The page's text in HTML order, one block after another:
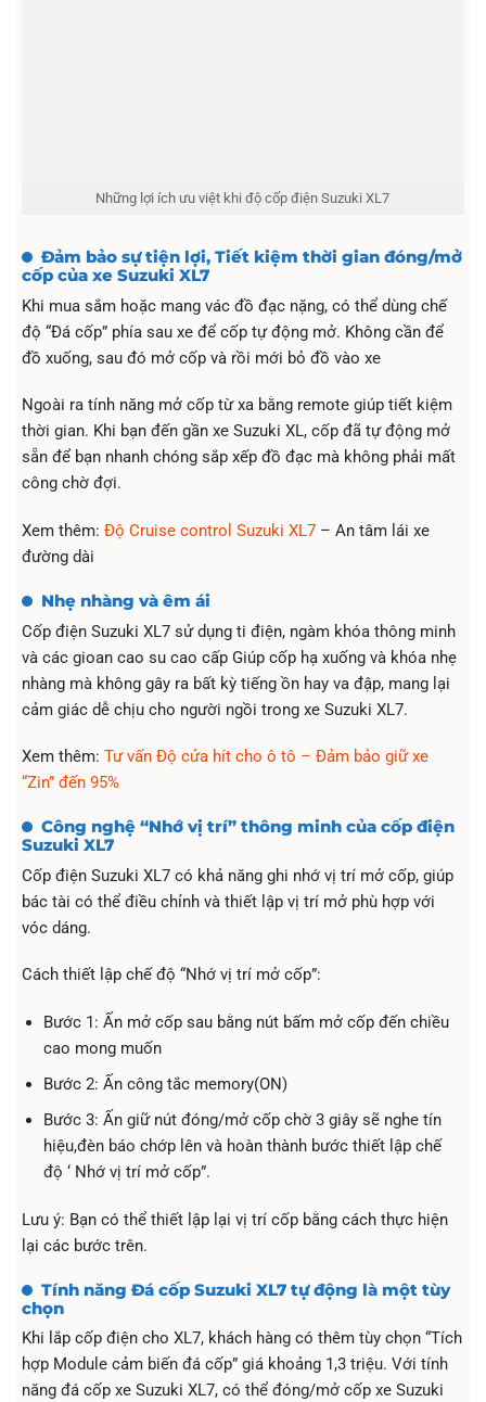
Những lợi ích ưu việt khi độ cốp điện Suzuki XL7
Đảm bảo sự tiện lợi, Tiết kiệm thời gian đóng/mở
cốp của xe Suzuki XL7
Khi mua sắm hoặc mang vác đồ đạc nặng, có thể dùng chế
độ “Đá cốp” phía sau xe để cốp tự động mở. Không cần để
đồ xuống, sau đó mở cốp và rồi mới bỏ đồ vào xe
Ngoài ra tính năng mở cốp từ xa bằng remote giúp tiết kiệm
thời gian. Khi bạn đến gần xe Suzuki XL, cốp đã tự động mở
sẵn để bạn nhanh chóng sắp xếp đồ đạc mà không phải mất
công chờ đợi.
Xem thêm: Độ Cruise control Suzuki XL7– An tâm lái xe
đường dài
Nhẹ nhàng và êm ái
Cốp điện Suzuki XL7 sử dụng ti điện, ngàm khóa thông minh
và các gioan cao su cao cấp Giúp cốp hạ xuống và khóa nhẹ
nhàng mà không gây ra bất kỳ tiếng ồn hay va đập, mang lại
cảm giác dễ chịu cho người ngồi trong xe Suzuki XL7.
Xem thêm: Tư vấn Độ cửa hít cho ô tô – Đảm bảo giữ xe
“Zin” đến 95%
Công nghệ “Nhớ vị trí” thông minh của cốp điện
Suzuki XL7
Cốp điện Suzuki XL7 có khả năng ghi nhớ vị trí mở cốp, giúp
bác tài có thể điều chỉnh và thiết lập vị trí mở phù hợp với
vóc dáng.
Cách thiết lập chế độ “Nhớ vị trí mở cốp”:
Bước 1: Ấn mở cốp sau bằng nút bấm mở cốp đến chiều
cao mong muốn
Bước 2: Ấn công tắc memory(ON)
Bước 3: Ấn giữ nút đóng/mở cốp chờ 3 giây sẽ nghe tín
hiệu,đèn báo chớp lên và hoàn thành bước thiết lập chế
độ ‘ Nhớ vị trí mở cốp”.
Lưu ý: Bạn có thể thiết lập lại vị trí cốp bằng cách thực hiện
lại các bước trên.
Tính năng Đá cốp Suzuki XL7 tự động là một tùy
chọn
Khi lắp cốp điện cho XL7, khách hàng có thêm tùy chọn “Tích
hợp Module cảm biến đá cốp” giá khoảng 1,3 triệu. Với tính
năng đá cốp xe Suzuki XL7, có thể đóng/mở cốp xe Suzuki